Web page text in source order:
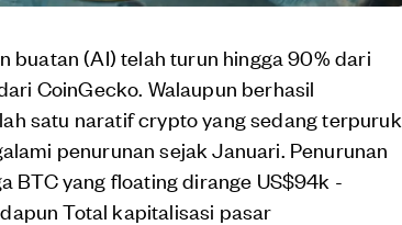
buatan (AI) telah turun hingga 90% dari
CoinGecko. Walaupun berhasil
satu naratif crypto yang sedang terpuruk
penurunan sejak Januari. Penurunan
BTC yang floating dirange US$94k -
Total kapitalisasi pasar